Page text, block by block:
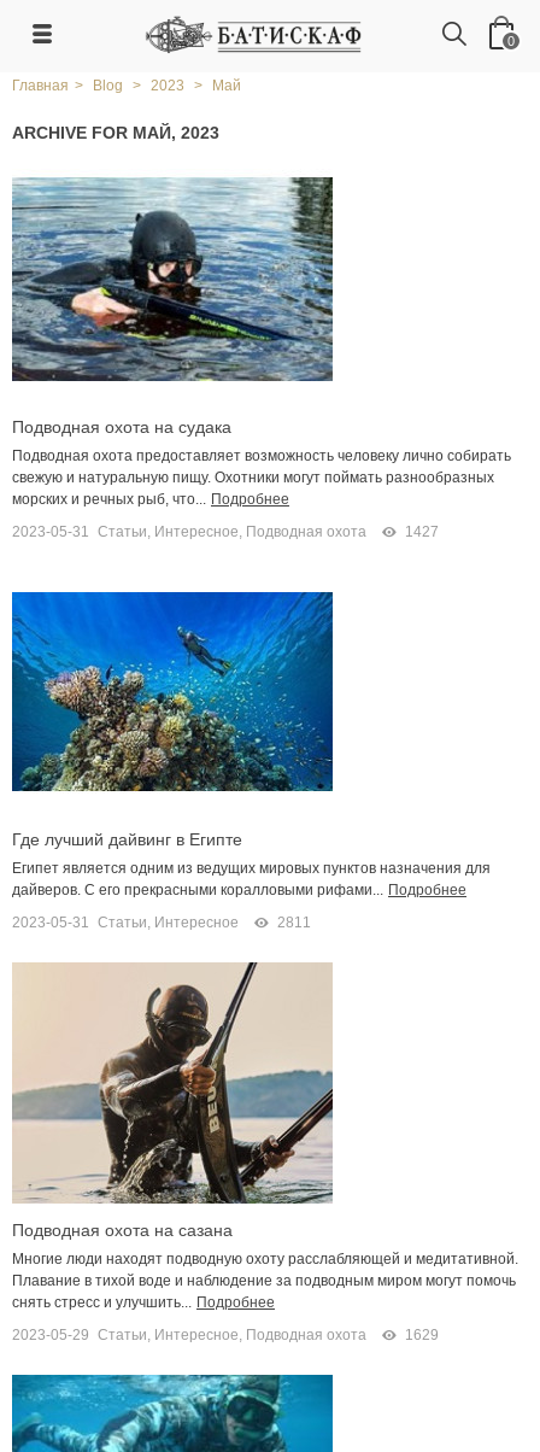
0
Главная > Blog > 2023 > Май
ARCHIVE FOR МАЙ, 2023
Подводная охота на судака
Подводная охота предоставляет возможность человеку лично собирать
свежую и натуральную пищу. Охотники могут поймать разнообразных
морских и речных рыб, что... Подробнее
2023-05-31 Статьи, Интересное, Подводная охота 1427
Где лучший дайвинг в Египте
Египет является одним из ведущих мировых пунктов назначения для
дайверов. С его прекрасными коралловыми рифами... Подробнее
2023-05-31 Статьи, Интересное 2811
Подводная охота на сазана
Многие люди находят подводную охоту расслабляющей и медитативной.
Плавание в тихой воде и наблюдение за подводным миром могут помочь
снять стресс и улучшить... Подробнее
2023-05-29 Статьи, Интересное, Подводная охота 1629